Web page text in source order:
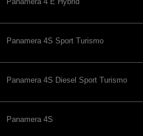
Panamera 4S Sport Turismo
Panamera 4S Diesel Sport Turismo
Panamera 4S